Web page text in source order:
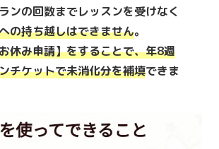
ンの回数までレッスンを受けなく
の持ち越しはできません。
休み申請】をすることで、年8週
チケットで未消化分を補填できま